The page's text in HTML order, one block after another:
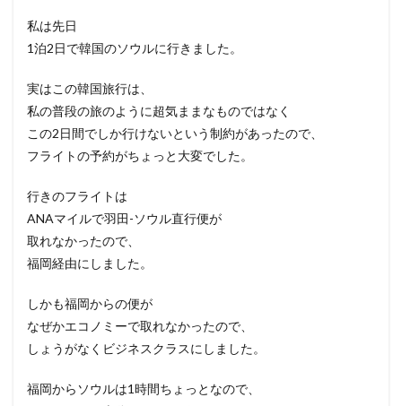
私は先日
1泊2日で韓国のソウルに行きました。
実はこの韓国旅行は、
私の普段の旅のように超気ままなものではなく
この2日間でしか行けないという制約があったので、
フライトの予約がちょっと大変でした。
行きのフライトは
ANAマイルで羽田-ソウル直行便が
取れなかったので、
福岡経由にしました。
しかも福岡からの便が
なぜかエコノミーで取れなかったので、
しょうがなくビジネスクラスにしました。
福岡からソウルは1時間ちょっとなので、